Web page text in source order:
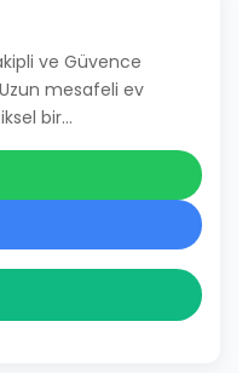
ve Güvence
mesafeli ev
bir…